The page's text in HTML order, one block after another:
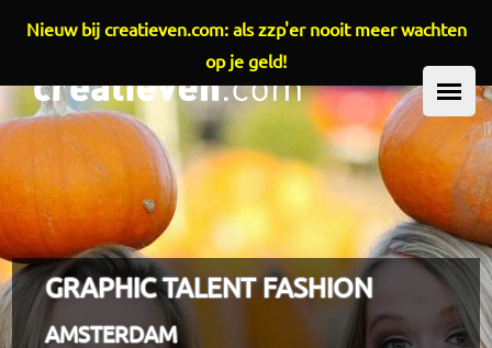
Overslaan en naar de inhoud gaan
HOOFDMENU
GRAPHIC TALENT FASHION
AMSTERDAM
Nieuw bij creatieven.com: als zzp'er nooit meer wachten
op je geld!